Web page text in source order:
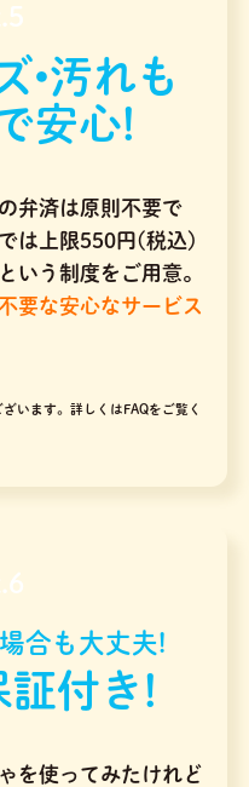
•汚れも
安心!
弁済は原則不要で
は上限550円(税込)
いう制度をご用意。
要な安心なサービス
います。 詳しくはFAQをご覧く
合も大丈夫!
証付き!
を使ってみたけれど